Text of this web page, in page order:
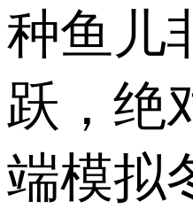
种鱼儿
跃，绝
端模拟